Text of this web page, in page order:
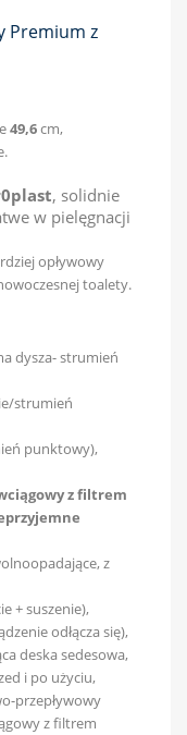
Premium z
49,6cm,
, solidnie
w pielęgnacji
opływowy
toalety.
dysza- strumień
strumień
punktowy),
z filtrem
z
+ suszenie),
odłącza się),
deska sedesowa,
i po użyciu,
przepływowy
z filtrem